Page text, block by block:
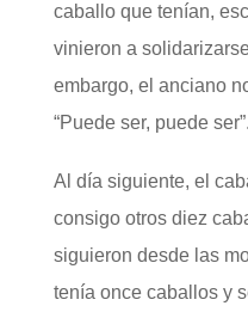
caballo que tenían,
vinieron a
embargo, el anciano
“Puede ser, puede ser”.
Al día siguiente, el
consigo otros diez
siguieron desde las
tenía once caballos y